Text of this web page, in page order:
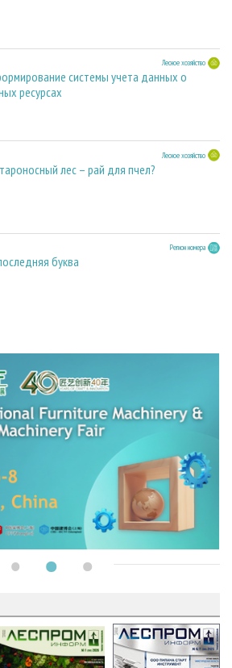
Лесное хозяйство
системы учета данных о
ресурсах
Лесное хозяйство
лес – рай для пчел?
Регион номера
буква